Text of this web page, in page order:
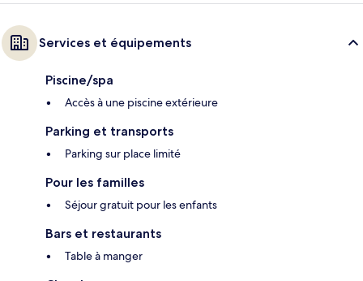
Services et équipements
Piscine/spa
Accès à une piscine extérieure
Parking et transports
Parking sur place limité
Pour les familles
Séjour gratuit pour les enfants
Bars et restaurants
Table à manger